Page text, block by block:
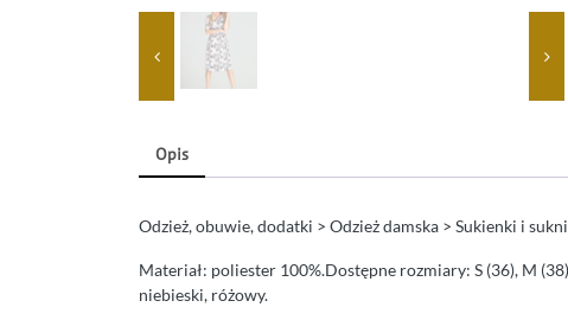
Opis
Odzież, obuwie, dodatki > Odzież damska > Sukienki i
Materiał: poliester 100%.Dostępne rozmiary: S (36), M
niebieski, różowy.